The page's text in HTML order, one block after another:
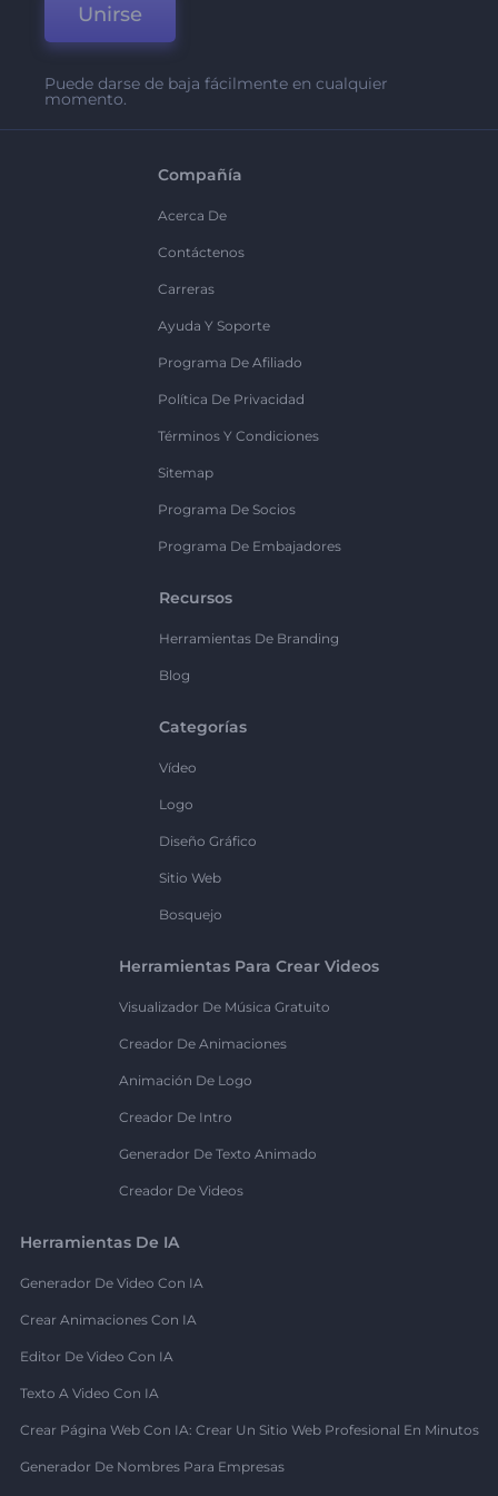
Unirse
Puede darse de baja fácilmente en cualquier
momento.
Compañía
Acerca De
Contáctenos
Carreras
Ayuda Y Soporte
Programa De Afiliado
Política De Privacidad
Términos Y Condiciones
Sitemap
Programa De Socios
Programa De Embajadores
Recursos
Herramientas De Branding
Blog
Categorías
Vídeo
Logo
Diseño Gráfico
Sitio Web
Bosquejo
Herramientas Para Crear Videos
Visualizador De Música Gratuito
Creador De Animaciones
Animación De Logo
Creador De Intro
Generador De Texto Animado
Creador De Videos
Herramientas De IA
Generador De Video Con IA
Crear Animaciones Con IA
Editor De Video Con IA
Texto A Video Con IA
Crear Página Web Con IA: Crear Un Sitio Web Profesional En Minutos
Generador De Nombres Para Empresas